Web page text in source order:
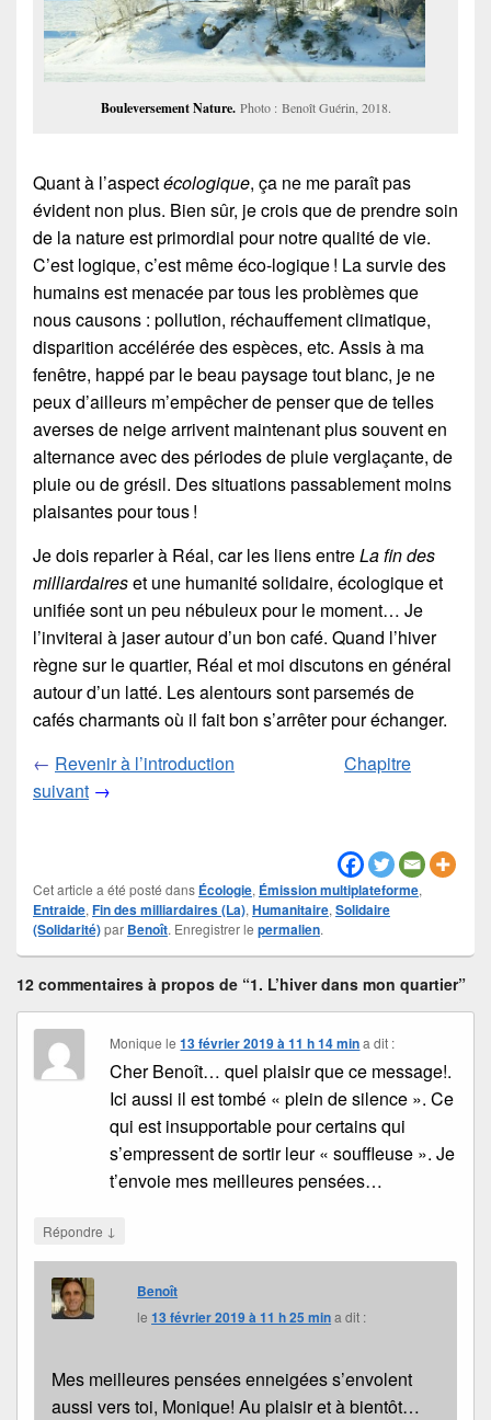
Bouleversement Nature. Photo : Benoît Guérin, 2018.
Quant à l’aspectécologique, ça ne me paraît pas
évident non plus. Bien sûr, je crois que de prendre soin
de la nature est primordial pour notre qualité de vie.
C’est logique, c’est même éco-logique ! La survie des
humains est menacée par tous les problèmes que
nous causons : pollution, réchauffement climatique,
disparition accélérée des espèces, etc. Assis à ma
fenêtre, happé par le beau paysage tout blanc, je ne
peux d’ailleurs m’empêcher de penser que de telles
averses de neige arrivent maintenant plus souvent en
alternance avec des périodes de pluie verglaçante, de
pluie ou de grésil. Des situations passablement moins
plaisantes pour tous !
Je dois reparler à Réal, car les liens entreLa fin des
milliardaireset une humanité solidaire, écologique et
unifiée sont un peu nébuleux pour le moment… Je
l’inviterai à jaser autour d’un bon café. Quand l’hiver
règne sur le quartier, Réal et moi discutons en général
autour d’un latté. Les alentours sont parsemés de
cafés charmants où il fait bon s’arrêter pour échanger.
← Revenir à l’introduction
Chapitre
suivant →
Cet article a été posté dans Écologie, Émission multiplateforme,
Entraide, Fin des milliardaires (La), Humanitaire, Solidaire
(Solidarité)par Benoît. Enregistrer le permalien.
12 commentaires à propos de “1. L’hiver dans mon quartier”
Monique le13 février 2019 à 11 h 14 min a dit :
Cher Benoît… quel plaisir que ce message!.
Ici aussi il est tombé « plein de silence ». Ce
qui est insupportable pour certains qui
s’empressent de sortir leur « souffleuse ». Je
t’envoie mes meilleures pensées…
Répondre ↓
Benoît
le13 février 2019 à 11 h 25 mina dit :
Mes meilleures pensées enneigées s’envolent
aussi vers toi, Monique! Au plaisir et à bientôt…